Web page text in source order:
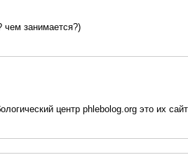
чем занимается?)
центр phlebolog.org это их